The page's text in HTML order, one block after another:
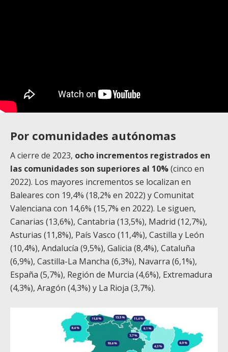
Por comunidades autónomas
A cierre de 2023, ocho incrementos registrados en
las comunidades son superiores al 10%(cinco en
2022). Los mayores incrementos se localizan en
Baleares con 19,4% (18,2% en 2022) y Comunitat
Valenciana con 14,6% (15,7% en 2022). Le siguen,
Canarias (13,6%), Cantabria (13,5%), Madrid (12,7%),
Asturias (11,8%), País Vasco (11,4%), Castilla y León
(10,4%), Andalucía (9,5%), Galicia (8,4%), Cataluña
(6,9%), Castilla-La Mancha (6,3%), Navarra (6,1%),
España (5,7%), Región de Murcia (4,6%), Extremadura
(4,3%), Aragón (4,3%) y La Rioja (3,7%).